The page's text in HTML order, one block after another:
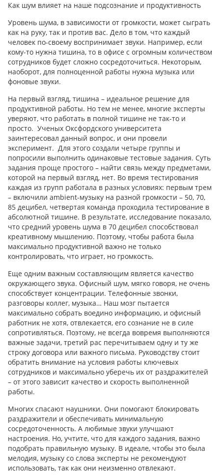
Как шум влияет на наше подсознание и продуктивность
Уровень шума, в зависимости от громкости, может сыграть
как на руку, так и против вас. Дело в том, что каждый
человек по-своему воспринимает звуки. Например, если
кому-то нужна тишина, то в офисе с огромным количеством
сотрудников будет сложно сосредоточиться. Некоторым,
наоборот, для полноценной работы нужна музыка или
фоновые звуки.
На первый взгляд, тишина – идеальное решение для
продуктивной работы. Но тем не менее, многие эксперты
уверяют, что работать в полной тишине не так-то и
просто. Ученых Оксфордского университета
заинтересовал данный вопрос, и они провели
эксперимент. Для этого создали четыре группы и
попросили выполнить одинаковые тестовые задания. Суть
задания проще простого – найти связь между предметами,
которой на первый взгляд, нет. Во время тестирования
каждая из групп работала в разных условиях: первым трем
– включили ambient-музыку на разной громкости – 50, 70,
85 децибел, четвертая команда проходила тестирование в
абсолютной тишине. В результате, исследование показало,
что средний уровень шума в 70 децибел способствовал
креативному мышлению. Поэтому, чтобы работа была
максимально продуктивной важно не только
контролировать, что играет, но громкость.
Еще одним важным составляющим является качество
окружающего звука. Офисный шум, мягко говоря, не очень
способствует концентрации. Телефонные звонки,
разговоры коллег, музыка… Наш мозг пытается
максимально собрать воедино информацию, и офисный
работник не хотя, отвлекается, его сознание не в силе
сопротивляться. Поэтому, не всегда вовремя выполняются
важные задачи, третий рас перечитываем одну и ту же
строку договора или важного письма. Руководству стоит
обратить внимание на условия работы ключевых
сотрудников и максимально уберечь их от раздражителей
– от этого зависит качество и скорость выполненной
работы.
Многих спасают наушники. Они помогают блокировать
раздражители и обеспечивать минимальную
сосредоточенность. А любимые звуки улучшают
настроения. Но, учтите, что для каждого задания, важно
подобрать правильную музыку. В идеале, чтобы это была
мелодия, музыку со слова эксперты не рекомендуют
использовать, так как они неизменно отвлекают.